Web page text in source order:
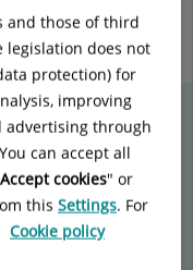
and those of third
legislation does not
protection) for
improving
advertising through
can accept all
Accept cookies" or
this Settings. For
Cookie policy